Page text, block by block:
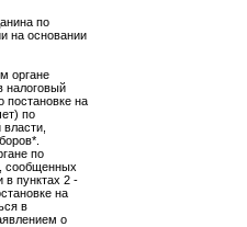
по
на основании
органе
налоговый
постановке на
по
по
сообщенных
в пунктах 2 -
на
в
о